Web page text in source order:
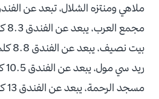
ملاهي ومنتزه الشلال، تبعد عن الفندق 7.8
مجمع العرب، يبعد عن الفندق 8.3 كلم
بيت نصيف، يبعد عن الفندق 8.8 كلم
ريد سي مول، يبعد عن الفندق 10.5 كلم
مسجد الرحمة، يبعد عن الفندق 13 كلم